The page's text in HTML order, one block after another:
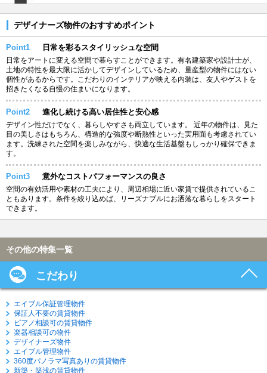
デザイナーズ物件のおすすめポイント
Point1 日常を彩るスタイリッシュな空間
日常をアートに変える空間で暮らすことができます。有名建築家や設計士が、
土地の特性を最大限に活かしてデザインしているため、量産型の物件にはない
個性があるからです。こだわりのインテリアが映える内装は、友人やゲストを
招きたくなる自慢の住まいになります。
Point2 進化し続ける高い居住性と安心感
デザイン性だけでなく、暮らしやすさも両立しています。 近年の物件は、見た
目の美しさはもちろん、構造的な強度や断熱性といった実用面も考慮されてい
ます。洗練された空間を楽しみながら、快適な生活基盤もしっかり確保できま
す。
Point3 意外なコストパフォーマンスの良さ
空間の有効活用や素材の工夫により、周辺相場に近い家賃で提供されているこ
ともあります。条件を絞り込めば、リーズナブルにお洒落な暮らしをスタート
できます。
その他の特集一覧
こだわり
エイブル保証管理物件
保証人不要の賃貸物件
ピアノ相談可の賃貸物件
楽器相談可の物件
デザイナーズ物件
エイブル管理物件
360度パノラマ写真ありの賃貸物件
新築・築浅の賃貸物件